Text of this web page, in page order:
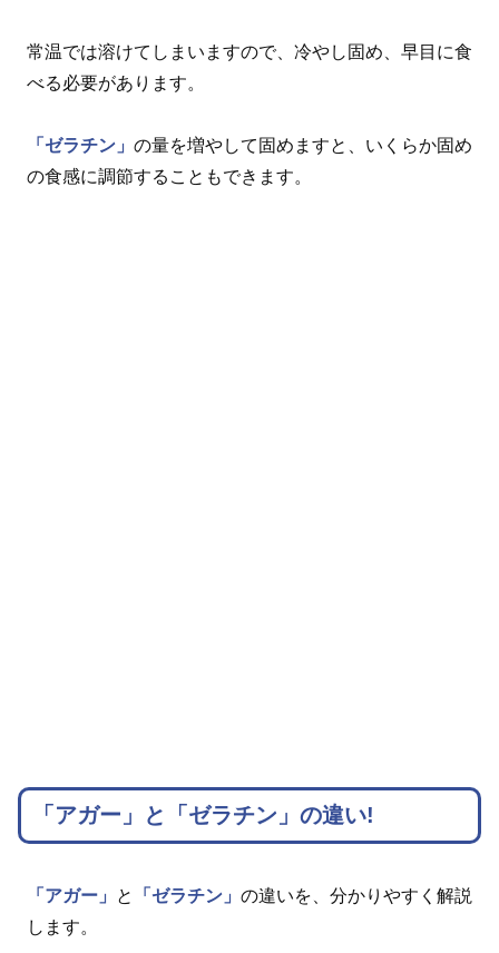
常温では溶けてしまいますので、冷やし固め、早目に食
べる必要があります。
「ゼラチン」 の量を増やして固めますと、いくらか固め
の食感に調節することもできます。
「アガー」と「ゼラチン」の違い!
「アガー」 と 「ゼラチン」 の違いを、分かりやすく解説
します。